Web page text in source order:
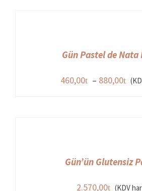
Gün Pastel de Nata
460,00 – 880,00
Gün’ün Glutensiz
2.570,00 (KDV